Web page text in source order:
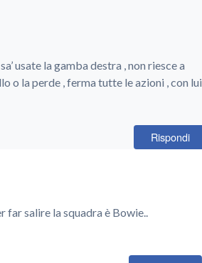
usate la gamba destra , non riesce a
o la perde , ferma tutte le azioni , con lui
Rispondi
far salire la squadra è Bowie..